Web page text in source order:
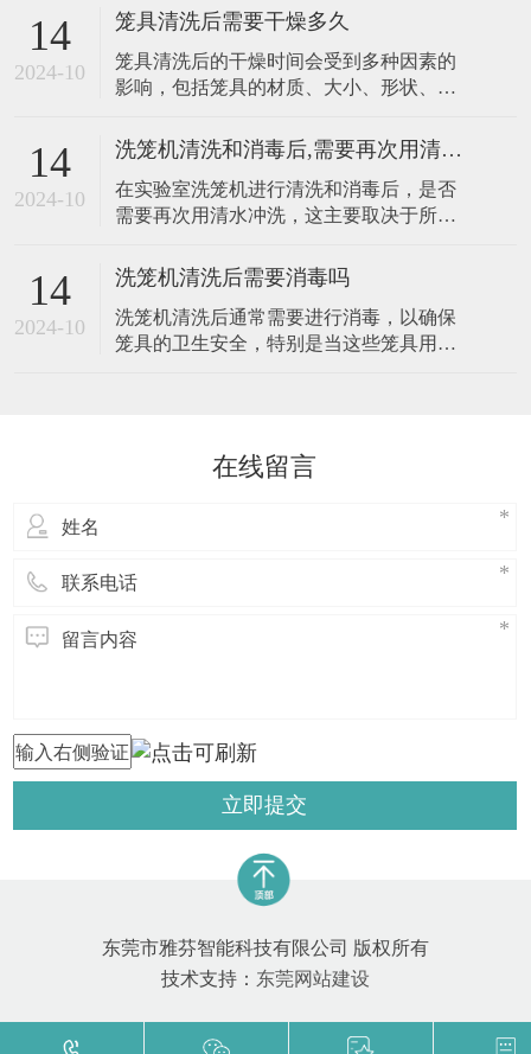
验动
放环境控制 保持干燥：选择干燥、通风良
好的存放区域，避免笼具直接接触地面或
潮湿的墙面。 温度控制：如果条件允许，
可以将笼具存放在恒温恒湿的环境中，以
14
2024-10
笼具清洗后需要干燥多久
笼具清洗后的干燥时间会受到多种因素的
影响，包括笼具的材质、大小、形状、清
干燥方法等。因此，无法给出一个固定的
干燥时间。不过，我可以根据一般情况提
供一些建议： 1. 自然干燥 如果采用自然干
燥的方式，即将清洗后的笼具放置在通风
时
14
2024-10
洗笼机清洗和消毒后,需要再次用清水冲洗吗
在实验室洗笼机进行清洗和消毒后，是否
需要再次用清水冲洗，这主要取决于所使
途。 一般来说，如果消毒剂是低毒、无残
留或易于被水冲去的类型，且清洗和消毒
程序已经足够彻底，那么可能不需要再次
用清水冲洗。然而，为了确保笼具表面无
14
2024-10
洗笼机清洗后需要消毒吗
洗笼机清洗后通常需要进行消毒，以确保
笼具的卫生安全，特别是当这些笼具用于
去除笼具表面的污渍、食物残渣、动物毛
在线留言
立即提交
东莞市雅芬智能科技有限公司 版权所有
技术支持： 东莞网站建设